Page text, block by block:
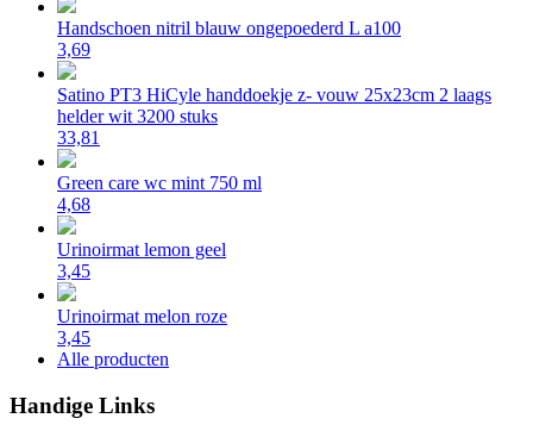
Handschoen nitril blauw ongepoederd L a100
3,69
Satino PT3 HiCyle handdoekje z- vouw 25x23cm 2 laags
helder wit 3200 stuks
33,81
Green care wc mint 750 ml
4,68
Urinoirmat lemon geel
3,45
Urinoirmat melon roze
3,45
Alle producten
Handige Links